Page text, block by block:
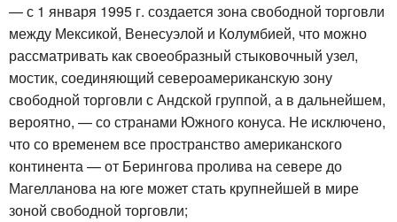
— с 1 января 1995 г. создается зона свободной торговли
между Мексикой, Венесуэлой и Колумбией, что можно
рассматривать как своеобразный стыковочный узел,
мостик, соединяющий североамериканскую зону
свободной торговли с Андской группой, а в дальнейшем,
вероятно, — со странами Южного конуса. Не исключено,
что со временем все пространство американского
континента — от Берингова пролива на севере до
Магелланова на юге может стать крупнейшей в мире
зоной свободной торговли;